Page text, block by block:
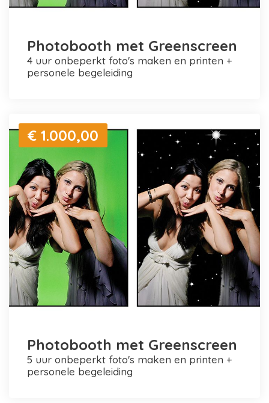
Photobooth met Greenscreen
4 uur onbeperkt foto's maken en printen +
personele begeleiding
€ 1.000,00
Photobooth met Greenscreen
5 uur onbeperkt foto's maken en printen +
personele begeleiding